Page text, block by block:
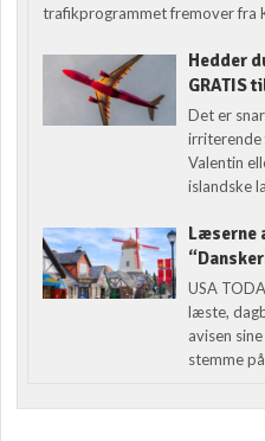
trafikprogrammet fremover fra
Hedder
GRATIS
Det er
irriterende
Valentin
islandske
Læserne
USA
læste,
avisen
stemme